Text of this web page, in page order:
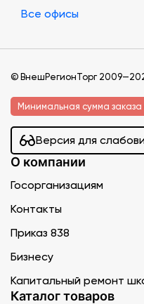
Все офисы
© ВнешРегионТорг
Минимальная сумма
Версия для
О компании
Госорганизациям
Контакты
Приказ 838
Бизнесу
Капитальный ремонт
Каталог товаров